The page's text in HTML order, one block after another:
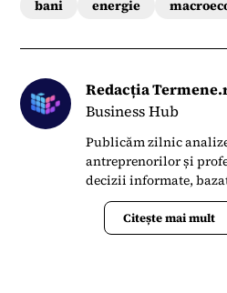
bani energie
Redacția
Business Hub
Publicăm zilnic
antreprenorilor și
decizii informate,
Citește mai mult